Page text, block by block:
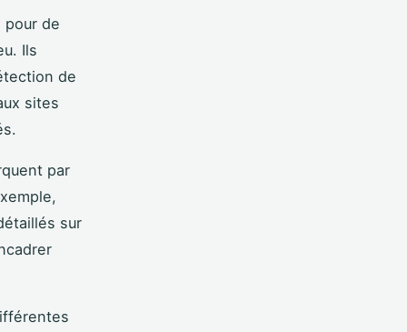
de
Ils
de
sites
par
sur